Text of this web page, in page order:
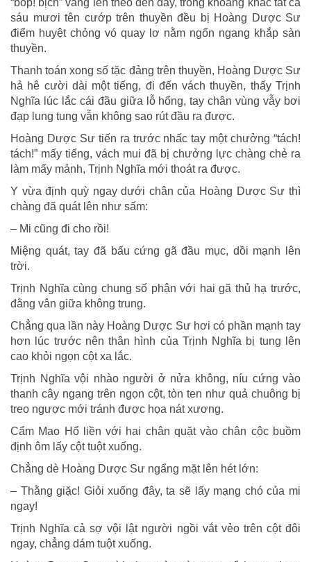
sáu mươi tên cướp trên thuyền đều bị Hoàng Dược Sư
điểm huyệt chỏng vó quay lơ nằm ngổn ngang khắp sàn
thuyền.
Thanh toán xong số tặc đảng trên thuyền, Hoàng Dược Sư
hả hê cười dài một tiếng, đi đến vách thuyền, thấy Trịnh
Nghĩa lúc lắc cái đầu giữa lỗ hổng, tay chân vùng vẫy bơi
đạp lung tung vẫn không sao rút đầu ra được.
Hoàng Dược Sư tiến ra trước nhấc tay một chưởng “tách!
tách!” mấy tiếng, vách mui đã bị chưởng lực chàng chẻ ra
làm mấy mảnh, Trịnh Nghĩa mới thoát ra được.
Y vừa định quỳ ngay dưới chân của Hoàng Dược Sư thì
chàng đã quát lên như sấm:
– Mi cũng đi cho rồi!
Miệng quát, tay đã bấu cứng gã đầu mục, dồi mạnh lên
trời.
Trịnh Nghĩa cùng chung số phận với hai gã thủ hạ trước,
đằng vân giữa không trung.
Chẳng qua lần này Hoàng Dược Sư hơi có phần mạnh tay
hơn lúc trước nên thân hình của Trịnh Nghĩa bị tung lên
cao khỏi ngọn cột xa lắc.
Trịnh Nghĩa vội nhào người ở nửa không, níu cứng vào
thanh cây ngang trên ngọn cột, tòn ten như quả chuông bị
treo ngược mới tránh được họa nát xương.
Cẩm Mao Hổ liền với hai chân quặt vào chân cộc buồm
định ôm lấy cột tuột xuống.
Chẳng dè Hoàng Dược Sư ngẩng mặt lên hét lớn:
– Thằng giặc! Giỏi xuống đây, ta sẽ lấy mạng chó của mi
ngay!
Trịnh Nghĩa cả sợ vội lật người ngồi vắt vẻo trên cột đôi
ngay, chẳng dám tuột xuống.